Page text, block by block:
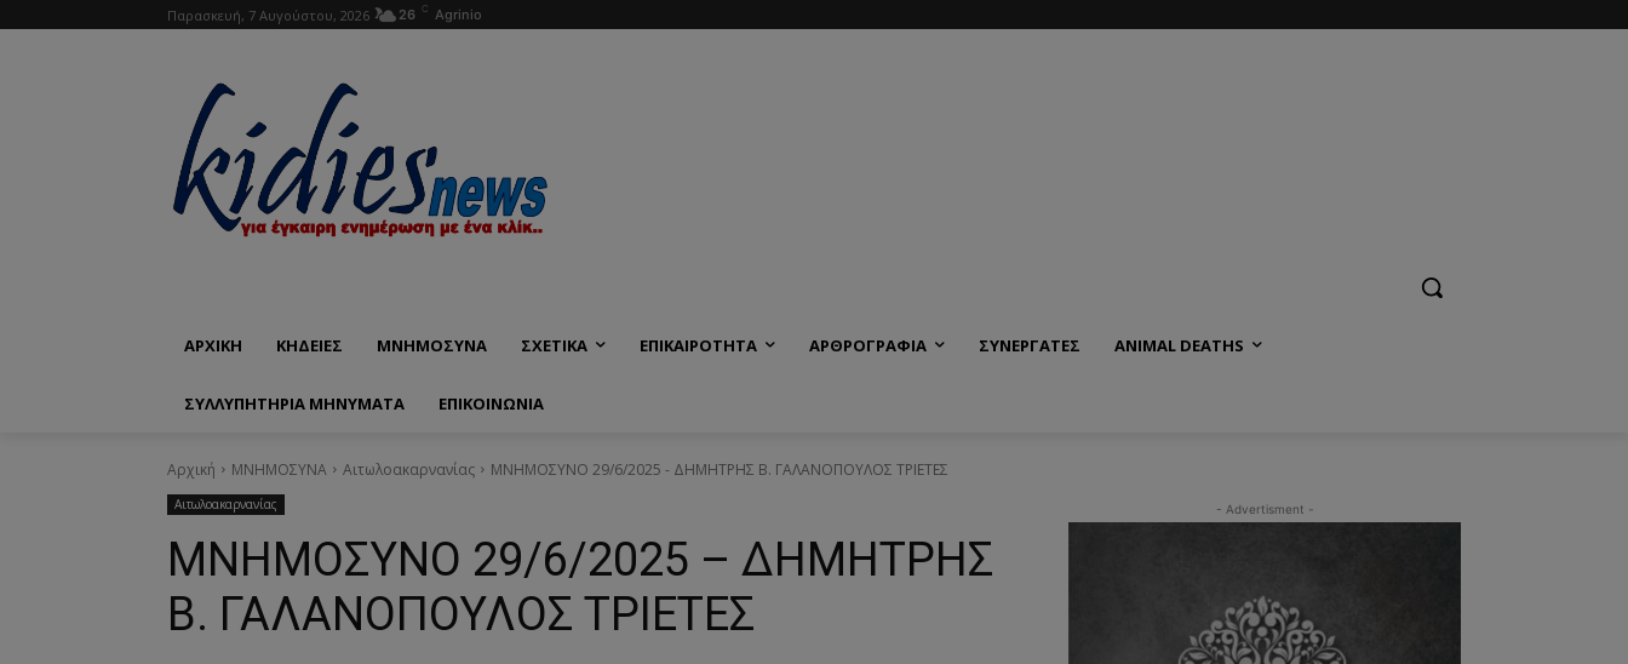
Παρασκευή, 7 Αυγούστου, 2026 26 C Agrinio
ΑΡΧΙΚΗ ΚΗΔΕΙΕΣ ΜΝΗΜΟΣΥΝΑ ΣΧΕΤΙΚΑ ΕΠΙΚΑΙΡΟΤΗΤΑ ΑΡΘΡΟΓΡΑΦΙΑ ΣΥΝΕΡΓΑΤΕΣ ANIMAL DEATHS
ΣΥΛΛΥΠΗΤΗΡΙΑ ΜΗΝΥΜΑΤΑ ΕΠΙΚΟΙΝΩΝΊΑ
Αρχική ΜΝΗΜΟΣΥΝΑ Αιτωλοακαρνανίας ΜΝΗΜΟΣΥΝΟ 29/6/2025 - ΔΗΜΗΤΡΗΣ Β. ΓΑΛΑΝΟΠΟΥΛΟΣ ΤΡΙΕΤΕΣ
Αιτωλοακαρνανίας
ΜΝΗΜΟΣΥΝΟ 29/6/2025 – ΔΗΜΗΤΡΗΣ
Β. ΓΑΛΑΝΟΠΟΥΛΟΣ ΤΡΙΕΤΕΣ
- Advertisment -